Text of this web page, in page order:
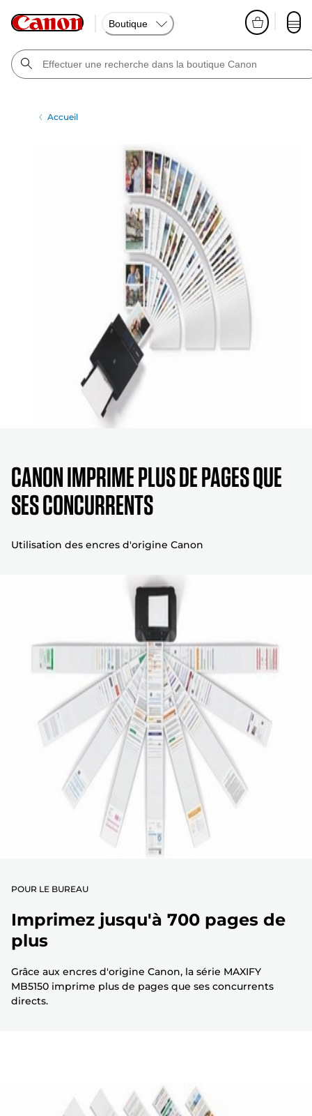
Boutique
Accueil
CANON IMPRIME PLUS DE PAGES QUE
SES CONCURRENTS
Utilisation des encres d'origine Canon
POUR LE BUREAU
Imprimez jusqu'à 700 pages de
plus
Grâce aux encres d'origine Canon, la série MAXIFY
MB5150 imprime plus de pages que ses concurrents
directs.